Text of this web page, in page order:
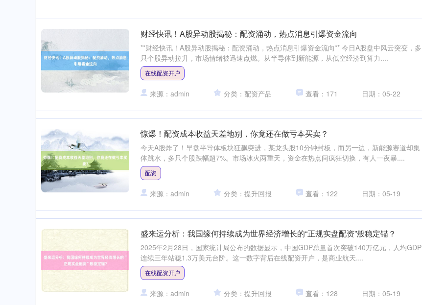
财经快讯！A股异动股揭秘：配资涌动，热点消息引爆资金流向
**财经快讯！A股异动股揭秘：配资涌动，热点消息引爆资金流向** 今日A股盘中风云突变，多
只个股异动拉升，市场情绪被迅速点燃。从半导体到新能源，从低空经济到算力....
在线配资开户
来源：admin 分类：配资产品 查看：171 日期：05-22
惊爆！配资成本收益天差地别，你竟还在做亏本买卖？
今天A股炸了！早盘半导体板块狂飙突进，某龙头股10分钟封板，而另一边，新能源赛道却集
体跳水，多只个股跌幅超7%。市场冰火两重天，资金在热点间疯狂切换，有人一夜暴....
配资
来源：admin 分类：提升回报 查看：122 日期：05-19
盛来运分析：我国缘何持续成为世界经济增长的“正规实盘配资”般稳定锚？
2025年2月28日，国家统计局公布的数据显示，中国GDP总量首次突破140万亿元，人均GDP
连续三年站稳1.3万美元台阶。这一数字背后在线配资开户，是商业航天....
在线配资开户
来源：admin 分类：提升回报 查看：128 日期：05-19